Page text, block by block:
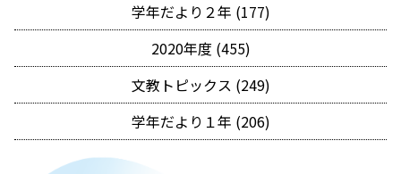
学年だより２年 (177)
2020年度 (455)
文教トピックス (249)
学年だより１年 (206)